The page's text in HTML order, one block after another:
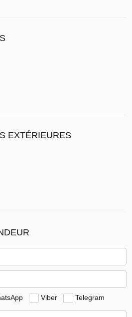
EXTÉRIEURES
Viber Telegram